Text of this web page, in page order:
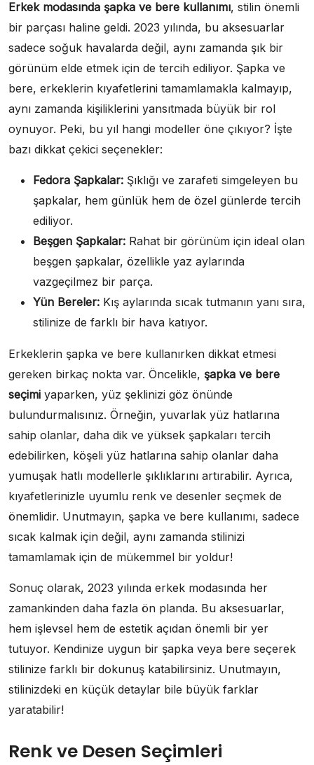
Erkek modasında şapka ve bere kullanımı, stilin önemli
bir parçası haline geldi. 2023 yılında, bu aksesuarlar
sadece soğuk havalarda değil, aynı zamanda şık bir
görünüm elde etmek için de tercih ediliyor. Şapka ve
bere, erkeklerin kıyafetlerini tamamlamakla kalmayıp,
aynı zamanda kişiliklerini yansıtmada büyük bir rol
oynuyor. Peki, bu yıl hangi modeller öne çıkıyor? İşte
bazı dikkat çekici seçenekler:
Fedora Şapkalar: Şıklığı ve zarafeti simgeleyen bu
şapkalar, hem günlük hem de özel günlerde tercih
ediliyor.
Beşgen Şapkalar: Rahat bir görünüm için ideal olan
beşgen şapkalar, özellikle yaz aylarında
vazgeçilmez bir parça.
Yün Bereler: Kış aylarında sıcak tutmanın yanı sıra,
stilinize de farklı bir hava katıyor.
Erkeklerin şapka ve bere kullanırken dikkat etmesi
gereken birkaç nokta var. Öncelikle, şapka ve bere
seçimi yaparken, yüz şeklinizi göz önünde
bulundurmalısınız. Örneğin, yuvarlak yüz hatlarına
sahip olanlar, daha dik ve yüksek şapkaları tercih
edebilirken, köşeli yüz hatlarına sahip olanlar daha
yumuşak hatlı modellerle şıklıklarını artırabilir. Ayrıca,
kıyafetlerinizle uyumlu renk ve desenler seçmek de
önemlidir. Unutmayın, şapka ve bere kullanımı, sadece
sıcak kalmak için değil, aynı zamanda stilinizi
tamamlamak için de mükemmel bir yoldur!
Sonuç olarak, 2023 yılında erkek modasında her
zamankinden daha fazla ön planda. Bu aksesuarlar,
hem işlevsel hem de estetik açıdan önemli bir yer
tutuyor. Kendinize uygun bir şapka veya bere seçerek
stilinize farklı bir dokunuş katabilirsiniz. Unutmayın,
stilinizdeki en küçük detaylar bile büyük farklar
yaratabilir!
Renk ve Desen Seçimleri